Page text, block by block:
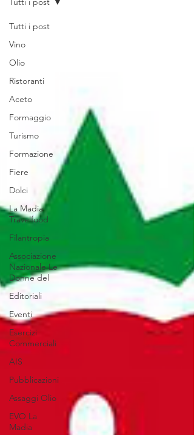
Tutti i post
Vino
Olio
Ristoranti
Aceto
Formaggio
Turismo
Formazione
Fiere
Dolci
La Madia
Travelfood
Filantropia
Associazione
Nazionale Le
Donne del
Editoriali
Eventi
Esercizi
Commerciali
AIS
Pubblicazioni
Assaggi Olio
EVO La
Madia